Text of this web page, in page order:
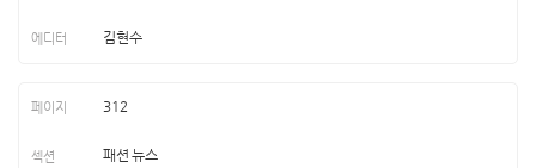
김현수
312
패션 뉴스